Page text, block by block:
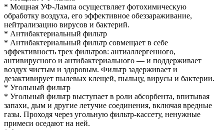
* Мощная УФ-Лампа осуществляет фотохимическую
обработку воздуха, его эффективное обеззараживание,
нейтрализацию вирусов и бактерий.
* Антибактериальный фильтр
* Антибактериальный фильтр совмещает в себе
эффективность трех фильтров: антиаллергенного,
антивирусного и антибактериального — и поддерживает
воздух чистым и здоровым. Фильтр задерживает и
дезактивирует пылевых клещей, пыльцу, вирусы и бактерии.
* Угольный фильтр
* Угольный фильтр выступает в роли абсорбента, впитывая
запахи, дым и другие летучие соединения, включая вредные
газы. Проходя через угольную фильтр-кассету, ненужные
примеси оседают на ней.